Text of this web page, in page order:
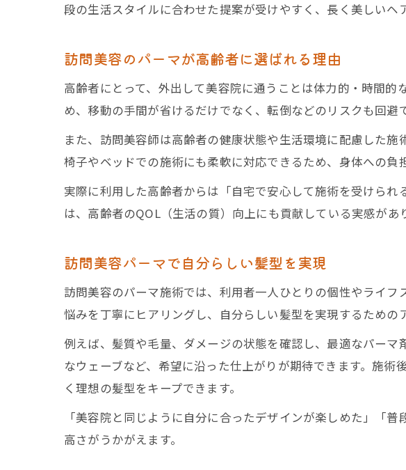
訪問
髪質や希
訪問
訪問
自分
訪問
訪問
訪問
パー
訪問
訪問
訪問
段の生活スタイルに合わせた提案が受けやすく、長く美しいヘ
訪問美容のパーマが高齢者に選ばれる理由
高齢者にとって、外出して美容院に通うことは体力的・時間
め、移動の手間が省けるだけでなく、転倒などのリスクも回避
また、訪問美容師は高齢者の健康状態や生活環境に配慮した
椅子やベッドでの施術にも柔軟に対応できるため、身体への負
実際に利用した高齢者からは「自宅で安心して施術を受けら
は、高齢者のQOL（生活の質）向上にも貢献している実感があ
訪問美容パーマで自分らしい髪型を実現
訪問美容のパーマ施術では、利用者一人ひとりの個性やライ
悩みを丁寧にヒアリングし、自分らしい髪型を実現するための
例えば、髪質や毛量、ダメージの状態を確認し、最適なパー
なウェーブなど、希望に沿った仕上がりが期待できます。施
く理想の髪型をキープできます。
「美容院と同じように自分に合ったデザインが楽しめた」「
高さがうかがえます。